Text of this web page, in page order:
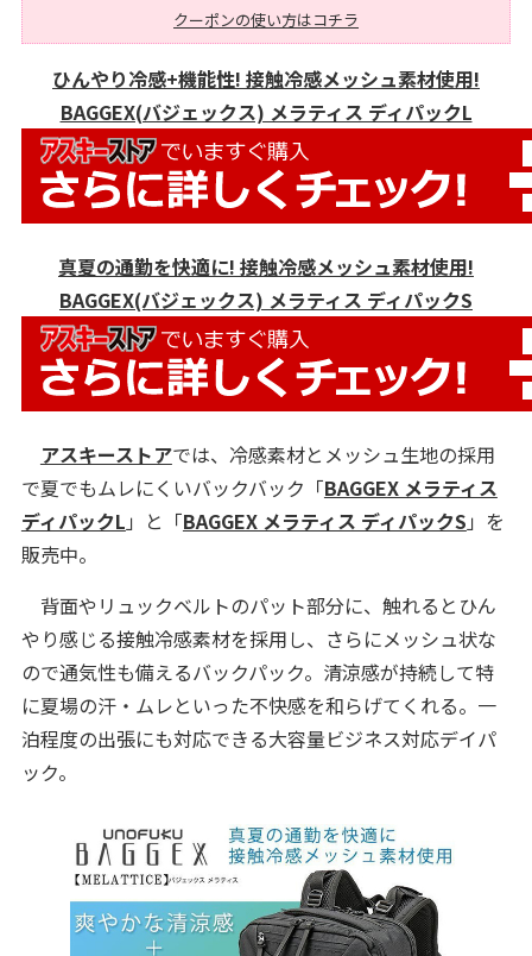
クーポンの使い方はコチラ
ひんやり冷感+機能性! 接触冷感メッシュ素材使用!
BAGGEX(バジェックス) メラティス ディパックL
真夏の通勤を快適に! 接触冷感メッシュ素材使用!
BAGGEX(バジェックス) メラティス ディパックS
アスキーストアでは、冷感素材とメッシュ生地の採用
で夏でもムレにくいバックバック「BAGGEX メラティス
ディパックL 」と「BAGGEX メラティス ディパックS 」を
販売中。
背面やリュックベルトのパット部分に、触れるとひん
やり感じる接触冷感素材を採用し、さらにメッシュ状な
ので通気性も備えるバックパック。清涼感が持続して特
に夏場の汗・ムレといった不快感を和らげてくれる。一
泊程度の出張にも対応できる大容量ビジネス対応デイパ
ック。